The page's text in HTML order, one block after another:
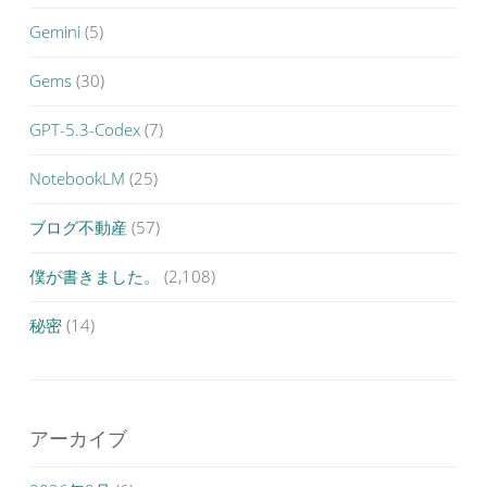
Gemini (5)
Gems (30)
GPT-5.3-Codex (7)
NotebookLM (25)
ブログ不動産 (57)
僕が書きました。 (2,108)
秘密 (14)
アーカイブ